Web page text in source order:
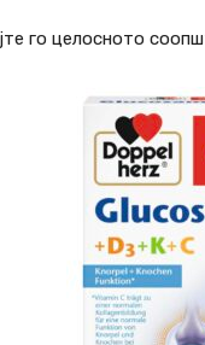
го целосното